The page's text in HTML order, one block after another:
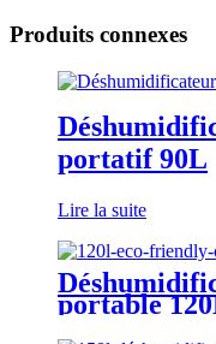
Produits connexes
portatif 90L
Lire la suite
portable